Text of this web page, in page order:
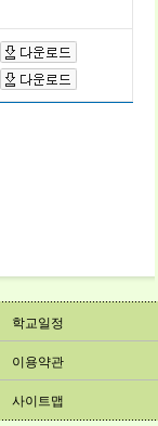
학교일정
학교일정
이용약관
이용약관
사이트맵